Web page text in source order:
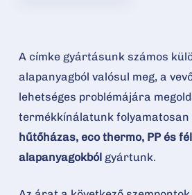
A címke gyártásunk számos
alapanyagból valósul meg, a
lehetséges problémájára
termékkínálatunk folyamatosan
hűtőházas, eco thermo, PP és
alapanyagokból gyártunk.